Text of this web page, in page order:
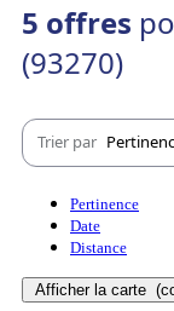
5 offres
(93270)
Trier par
Pertinence
Date
Distance
Afficher la carte